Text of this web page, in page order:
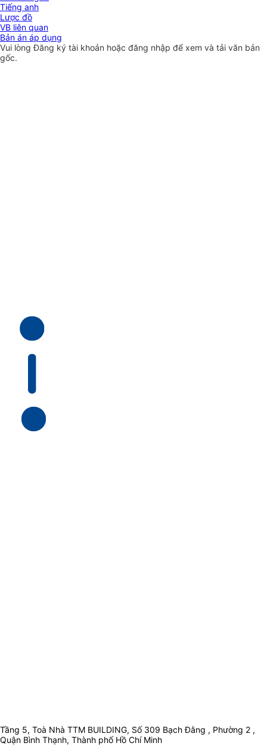
Tiếng anh
Lược đồ
VB liên quan
Bản án áp dụng
Vui lòngĐăng ký tài khoản hoặc đăng nhập để xem và tải văn bản
gốc.
Tầng 5, Toà Nhà TTM BUILDING, Số 309 Bạch Đằng , Phường 2 ,
Quận Bình Thạnh, Thành phố Hồ Chí Minh